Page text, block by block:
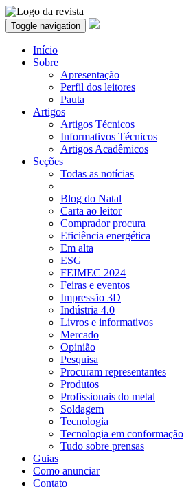
Toggle navigation
Início
Sobre
Apresentação
Perfil dos leitores
Pauta
Artigos
Artigos Técnicos
Informativos Técnicos
Artigos Acadêmicos
Seções
Todas as notícias
Blog do Natal
Carta ao leitor
Comprador procura
Eficiência energética
Em alta
ESG
FEIMEC 2024
Feiras e eventos
Impressão 3D
Indústria 4.0
Livros e informativos
Mercado
Opinião
Pesquisa
Procuram representantes
Produtos
Profissionais do metal
Soldagem
Tecnologia
Tecnologia em conformação
Tudo sobre prensas
Guias
Como anunciar
Contato